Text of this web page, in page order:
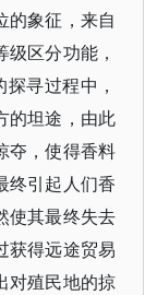
的象征，来自
区分功能，
寻过程中，
的坦途，由此
夺，使得香料
终引起人们香
使其最终失去
获得远途贸易
对殖民地的掠